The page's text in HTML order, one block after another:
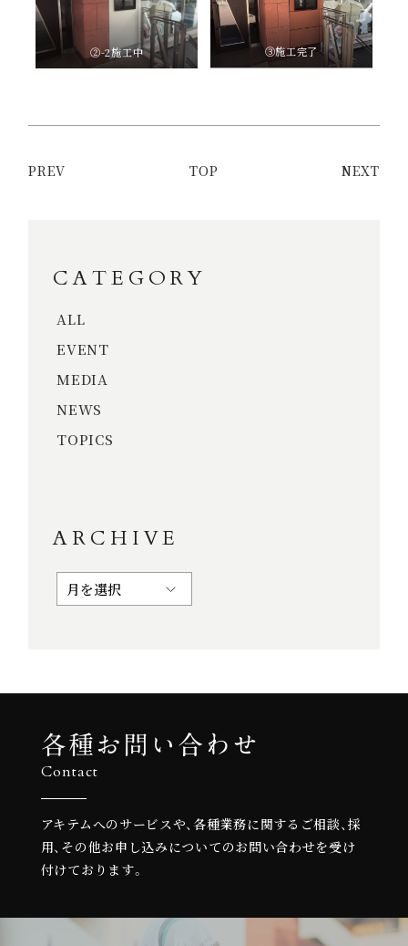
CATEGORY
ALL
EVENT
MEDIA
NEWS
TOPICS
ARCHIVE
②-2施工中 ③施工完了
PREV TOP NEXT
各種お問い合わせ
Contact
アキテムへのサービスや、各種業務に関するご相談、 採
用、その他お申し込みについてのお問い合わせを受け
付けております。